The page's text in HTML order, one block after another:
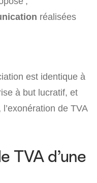
réalisées
est identique à
à but lucratif, et
de TVA
TVA d’une